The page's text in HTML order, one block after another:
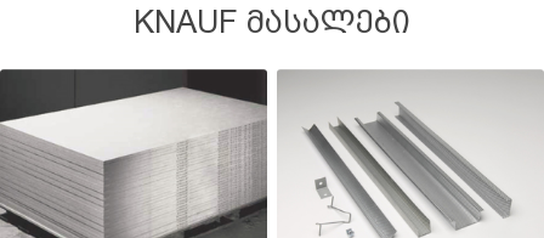
KNAUF მასალები